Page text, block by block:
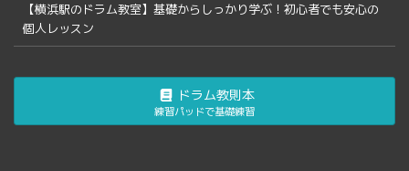
【横浜駅のドラム教室】基礎からしっかり学ぶ！初心者でも安心の
個人レッスン
ドラム教則本
練習パッドで基礎練習